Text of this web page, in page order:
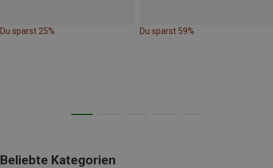
Du sparst 25% Du sparst 59%
Beliebte Kategorien